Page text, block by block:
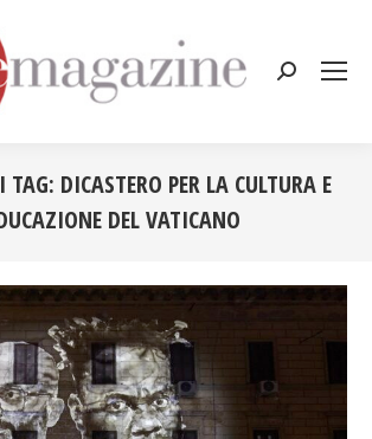
Cerca:
TAG: DICASTERO PER LA CULTURA E
DEL VATICANO